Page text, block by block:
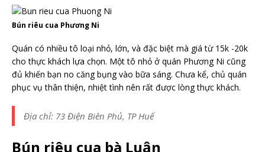
Bún riêu cua Phương Ni
Quán có nhiều tô loại nhỏ, lớn, và đặc biệt mà giá từ 15k -20k
cho thực khách lựa chọn. Một tô nhỏ ở quán Phương Ni cũng
đủ khiến bạn no căng bụng vào bữa sáng. Chưa kể, chủ quán
phục vụ thân thiện, nhiệt tình nên rất được lòng thực khách.
Địa chỉ: 73 Điện Biên Phủ, TP Huế
Bún riêu cua bà Luận